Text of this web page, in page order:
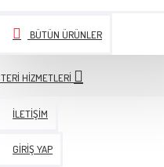
BÜTÜN ÜRÜNLER
HIZMETLERI
İLETIŞIM
GIRIŞ YAP